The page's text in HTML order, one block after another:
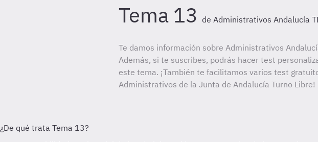
Tema 13 de Administrativos Andalucía
Te damos información sobre Administrativos
Además, si te suscribes, podrás hacer test
este tema. ¡También te facilitamos varios test
Administrativos de la Junta de Andalucía Turno Libre!